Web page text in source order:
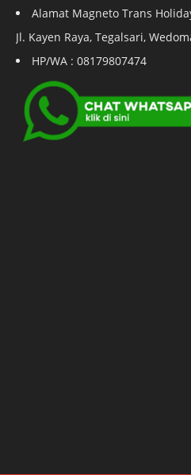
Alamat Magneto Trans
Jl. Kayen Raya, Tegalsari,
HP/WA : 08179807474